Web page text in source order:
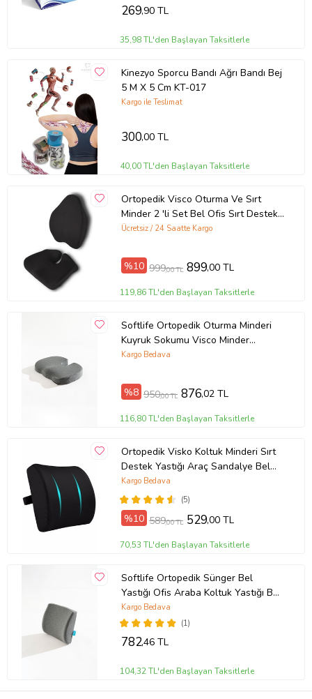
269,90 TL
35,98 TL'den Başlayan Taksitlerle
Kinezyo Sporcu Bandı Ağrı Bandı Bej
5 M X 5 Cm KT-017
Kargo ile Teslimat
300,00 TL
40,00 TL'den Başlayan Taksitlerle
Ortopedik Visco Oturma Ve Sırt
Minder 2 'li Set Bel Ofis Sırt Destek
Yastığı
Ücretsiz / 24 Saatte Kargo
%10 999,00 TL 899,00 TL
119,86 TL'den Başlayan Taksitlerle
Softlife Ortopedik Oturma Minderi
Kuyruk Sokumu Visco Minder
45x34x7 cm
Kargo Bedava
%8 950,00 TL 876,02 TL
116,80 TL'den Başlayan Taksitlerle
Ortopedik Visko Koltuk Minderi Sırt
Destek Yastığı Araç Sandalye Bel
Sırt Desteği Yastığı Minderi
(5)
Kargo Bedava
%10 589,00 TL 529,00 TL
70,53 TL'den Başlayan Taksitlerle
Softlife Ortopedik Sünger Bel
Yastığı Ofis Araba Koltuk Yastığı Bel
Destek Minderi 35x34x12 cm
(1)
Kargo Bedava
782,46 TL
104,32 TL'den Başlayan Taksitlerle